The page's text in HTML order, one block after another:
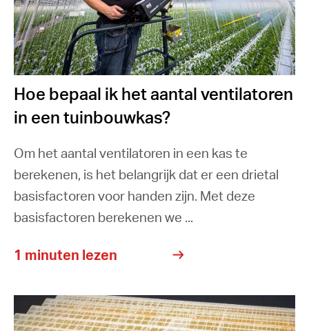
Hoe bepaal ik het aantal ventilatoren
in een tuinbouwkas?
Om het aantal ventilatoren in een kas te
berekenen, is het belangrijk dat er een drietal
basisfactoren voor handen zijn. Met deze
basisfactoren berekenen we ...
1 minuten lezen